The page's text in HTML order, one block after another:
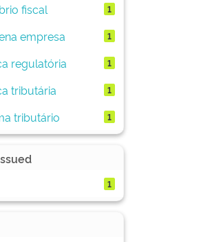
fiscal
1
empresa 1
regulatória 1
tributária 1
tributário 1
1